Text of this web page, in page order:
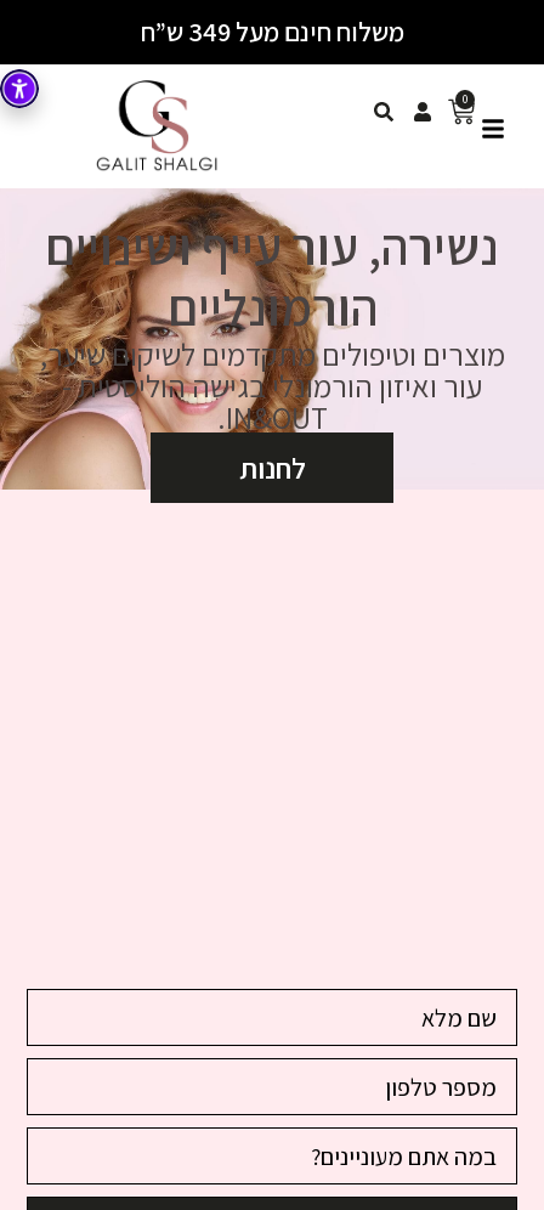
משלוח חינם מעל 349 ש”ח
0
נשירה, עור עייף ושינויים
הורמונליים
מוצרים וטיפולים מתקדמים לשיקום שיער,
עור ואיזון הורמונלי בגישה הוליסטית -
IN&OUT.
לחנות